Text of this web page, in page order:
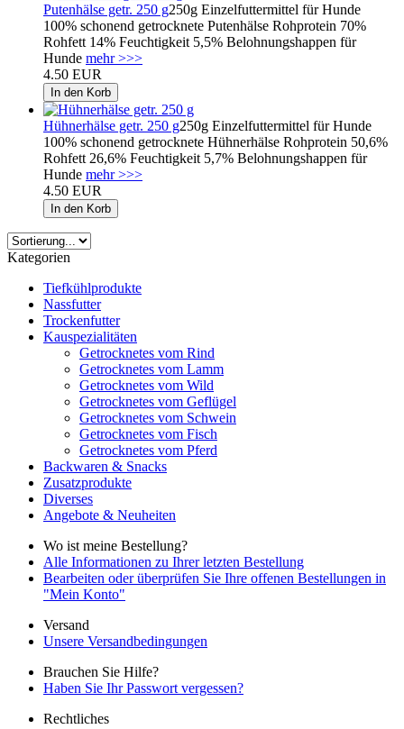
Putenhälse getr. 250 g250g Einzelfuttermittel für Hunde
100% schonend getrocknete Putenhälse Rohprotein 70%
Rohfett 14% Feuchtigkeit 5,5% Belohnungshappen für
Hunde mehr >>>
4.50 EUR
Hühnerhälse getr. 250 g250g Einzelfuttermittel für Hunde
100% schonend getrocknete Hühnerhälse Rohprotein 50,6%
Rohfett 26,6% Feuchtigkeit 5,7% Belohnungshappen für
Hunde mehr >>>
4.50 EUR
Kategorien
Tiefkühlprodukte
Nassfutter
Trockenfutter
Kauspezialitäten
Getrocknetes vom Rind
Getrocknetes vom Lamm
Getrocknetes vom Wild
Getrocknetes vom Geflügel
Getrocknetes vom Schwein
Getrocknetes vom Fisch
Getrocknetes vom Pferd
Backwaren & Snacks
Zusatzprodukte
Diverses
Angebote & Neuheiten
Wo ist meine Bestellung?
Alle Informationen zu Ihrer letzten Bestellung
Bearbeiten oder überprüfen Sie Ihre offenen Bestellungen in
"Mein Konto"
Versand
Unsere Versandbedingungen
Brauchen Sie Hilfe?
Haben Sie Ihr Passwort vergessen?
Rechtliches